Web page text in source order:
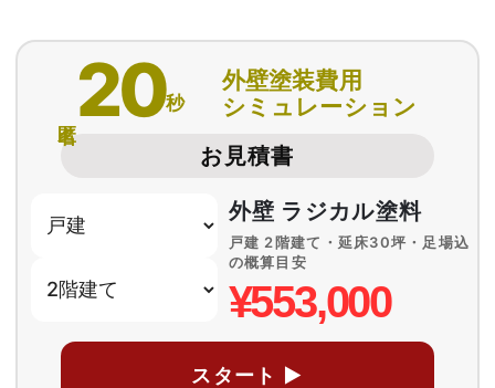
20秒
外壁塗装費用
シミュレーション
お見積書
外壁 ラジカル塗料
戸建 2階建て・延床30坪・足場込
の概算目安
¥553,000
スタート ▶